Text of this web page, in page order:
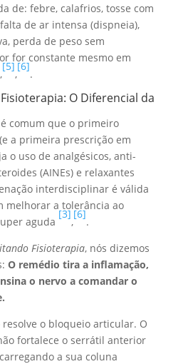
de: febre, calafrios, tosse com
de ar intensa (dispneia),
perda de peso sem
for constante mesmo em
,
[5]
,
[6]
.
O Diferencial da
comum que o primeiro
a primeira prescrição em
o uso de analgésicos, anti-
(AINEs) e relaxantes
interdisciplinar é válida
melhorar a tolerância ao
aguda
[3]
,
[6]
.
Fisioterapia, nós dizemos
O remédio tira a inflamação,
o nervo a comandar o
o bloqueio articular. O
fortalece o serrátil anterior
a sua coluna